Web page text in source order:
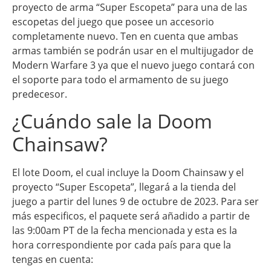
proyecto de arma “Super Escopeta” para una de las
escopetas del juego que posee un accesorio
completamente nuevo. Ten en cuenta que ambas
armas también se podrán usar en el multijugador de
Modern Warfare 3 ya que el nuevo juego contará con
el soporte para todo el armamento de su juego
predecesor.
¿Cuándo sale la Doom
Chainsaw?
El lote Doom, el cual incluye la Doom Chainsaw y el
proyecto “Super Escopeta”, llegará a la tienda del
juego a partir del lunes 9 de octubre de 2023. Para ser
más especificos, el paquete será añadido a partir de
las 9:00am PT de la fecha mencionada y esta es la
hora correspondiente por cada país para que la
tengas en cuenta: